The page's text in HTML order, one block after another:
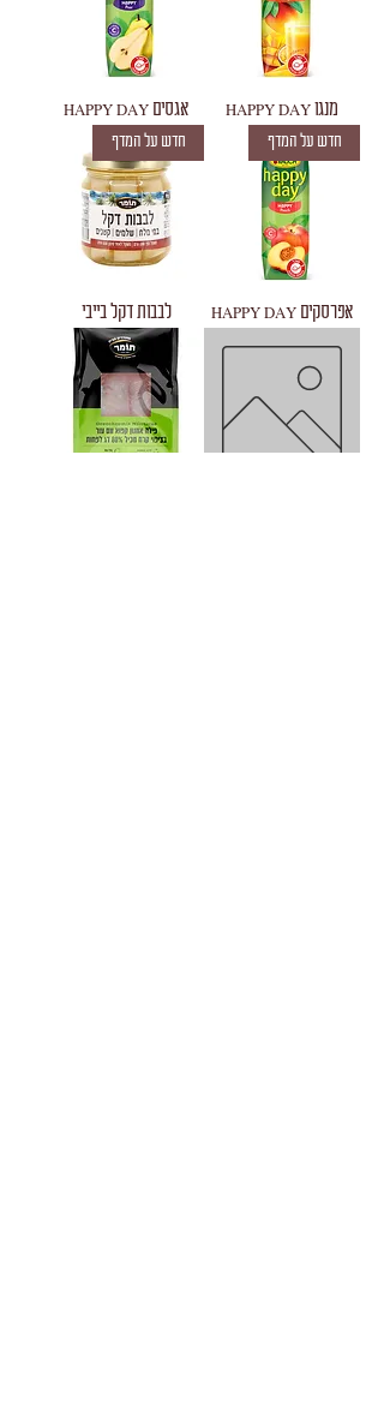
מנגו HAPPY DAY אגסים HAPPY DAY
חדש על המדף
אפרסקים HAPPY DAY
חדש על המדף
לבבות דקל בייבי